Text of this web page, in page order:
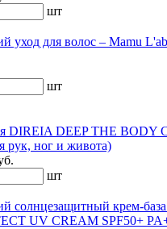
шт
уход для волос – Mamu
шт
DIREIA DEEP THE BODY
рук, ног и живота)
шт
солнцезащитный крем-
UV CREAM SPF50+